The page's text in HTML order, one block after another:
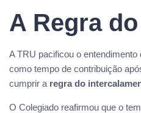
A Regra
A TRU pacificou o entendimento
como tempo de contribuição
cumprir a regra do
O Colegiado reafirmou que o